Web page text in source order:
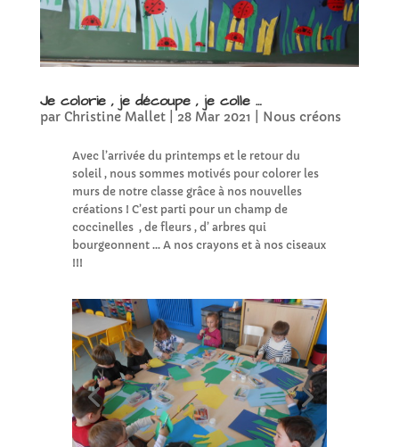
Je colorie , je découpe , je colle …
par Christine Mallet| 28 Mar 2021 Nous créons
Avec l’arrivée du printemps et le retour du
soleil , nous sommes motivés pour colorer les
murs de notre classe grâce à nos nouvelles
créations ! C’est parti pour un champ de
coccinelles , de fleurs , d’ arbres qui
bourgeonnent … A nos crayons et à nos ciseaux
!!!